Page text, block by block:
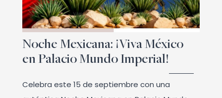
Noche Mexicana: ¡Viva México
en Palacio Mundo Imperial!
Celebra este 15 de septiembre con una